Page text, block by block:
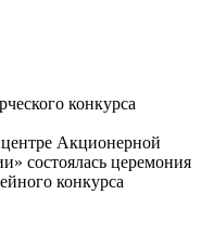
центре Акционерной
состоялась церемония
конкурса